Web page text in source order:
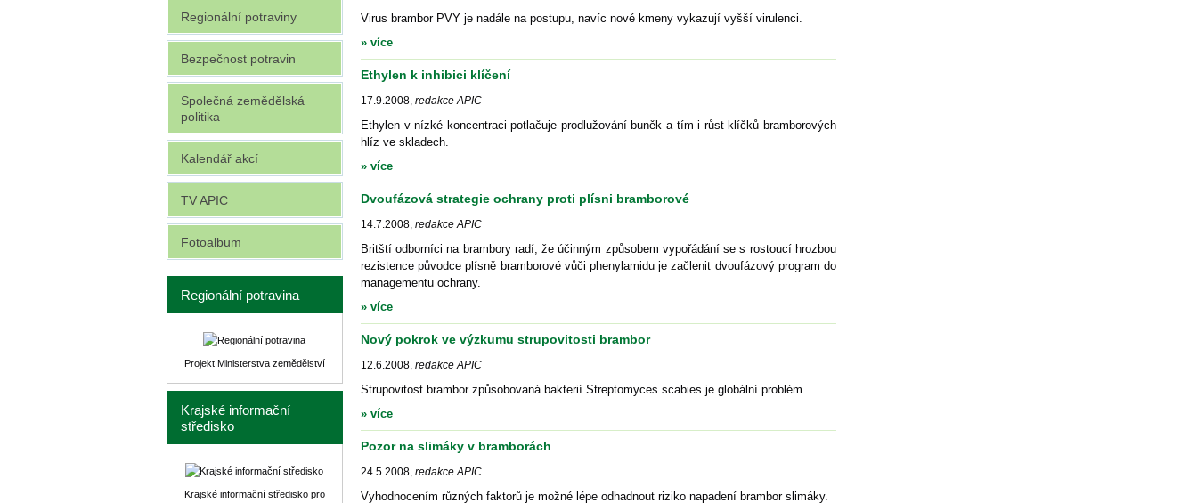
Virus brambor PVY je nadále na postupu, navíc nové kmeny vykazují vyšší virulenci.
» více
Ethylen k inhibici klíčení
17.9.2008, redakce APIC
Ethylen v nízké koncentraci potlačuje prodlužování buněk a tím i růst klíčků bramborových
hlíz ve skladech.
» více
Dvoufázová strategie ochrany proti plísni bramborové
14.7.2008, redakce APIC
Britští odborníci na brambory radí, že účinným způsobem vypořádání se s rostoucí hrozbou
rezistence původce plísně bramborové vůči phenylamidu je začlenit dvoufázový program do
managementu ochrany.
» více
Nový pokrok ve výzkumu strupovitosti brambor
12.6.2008, redakce APIC
Strupovitost brambor způsobovaná bakterií Streptomyces scabies je globální problém.
» více
Pozor na slimáky v bramborách
24.5.2008, redakce APIC
Vyhodnocením různých faktorů je možné lépe odhadnout riziko napadení brambor slimáky.
Regionální potraviny
Bezpečnost potravin
Společná zemědělská
politika
Kalendář akcí
TV APIC
Fotoalbum
Regionální potravina
Projekt Ministerstva zemědělství
Krajské informační
středisko
Krajské informační středisko pro